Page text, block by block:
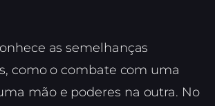
as semelhanças
como o combate com uma
mão e poderes na outra. No